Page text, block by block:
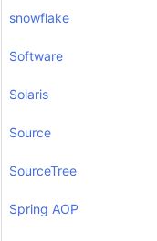
snowflake
Software
Solaris
Source
SourceTree
Spring AOP